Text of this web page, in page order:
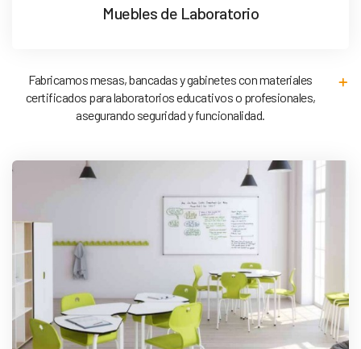
Muebles de Laboratorio
Fabricamos mesas, bancadas y gabinetes con materiales
certificados para laboratorios educativos o profesionales,
asegurando seguridad y funcionalidad.